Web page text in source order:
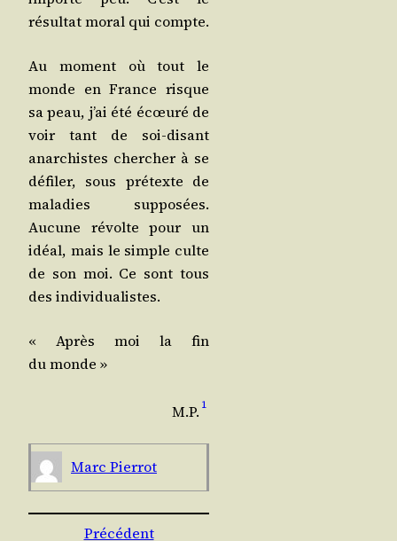
résul­tat moral qui compte.
Au moment où tout le
monde en France risque
sa peau, j’ai été écœu­ré de
voir tant de soi-disant
anar­chistes cher­cher à se
défi­ler, sous pré­texte de
mala­dies sup­po­sées.
Aucune révolte pour un
idéal, mais le simple culte
de son moi. Ce sont tous
des individualistes.
« Après moi la fin
du monde »
M.P. 1
Marc Pier­rot
Précédent